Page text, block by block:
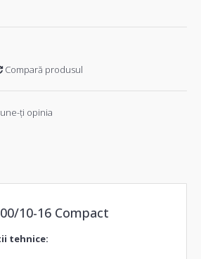
Compară produsul
ţi opinia
10-16 Compact
tehnice: